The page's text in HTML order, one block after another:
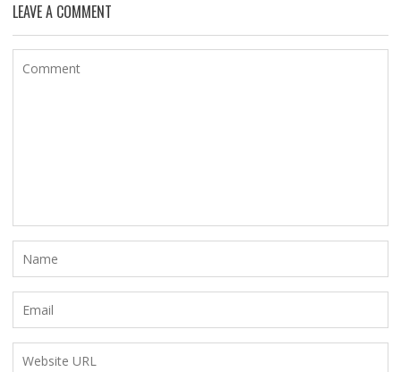
LEAVE A COMMENT